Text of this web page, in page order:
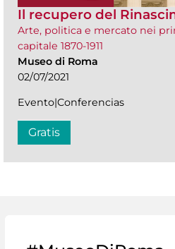
Il recupero del
Arte, politica e mercato nei
capitale 1870-1911
Museo di Roma
02/07/2021
Evento|Conferencias
Gratis